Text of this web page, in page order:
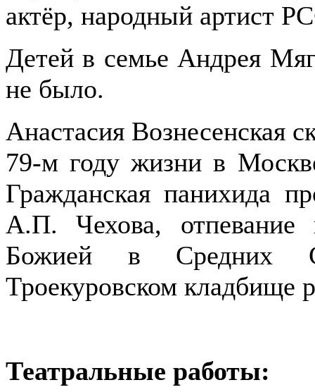
актёр, народный артист
Детей в семье Андрея
не было.
Анастасия Вознесенская
79-м году жизни в
Гражданская панихида
А.П. Чехова,
Божией в Средних
Троекуровском кладбище
Театральные работы: